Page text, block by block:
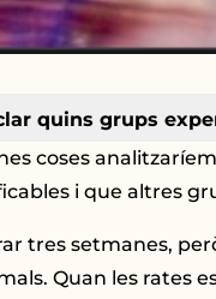
quins grups
coses
i que altres
tres setmanes,
Quan les rates